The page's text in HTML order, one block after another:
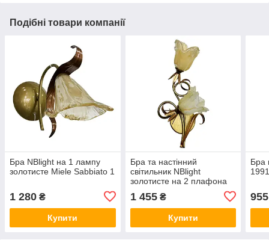
Подібні товари компанії
Бра NBlight на 1 лампу
золотисте Miele Sabbiato 1
1 280 ₴
Купити
Бра та настінний
світильник NBlight
золотисте на 2 плафона
1 455₴
Купити
Бра
955